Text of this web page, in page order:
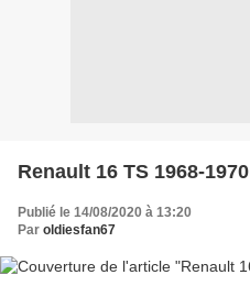
Renault 16 TS 1968-1970
Publié le 14/08/2020 à 13:20
Par oldiesfan67